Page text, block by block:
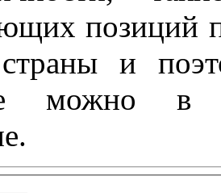
позиций
и
можно в